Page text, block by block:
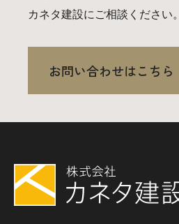
カネタ建設にご相談ください。
お問い合わせはこちら